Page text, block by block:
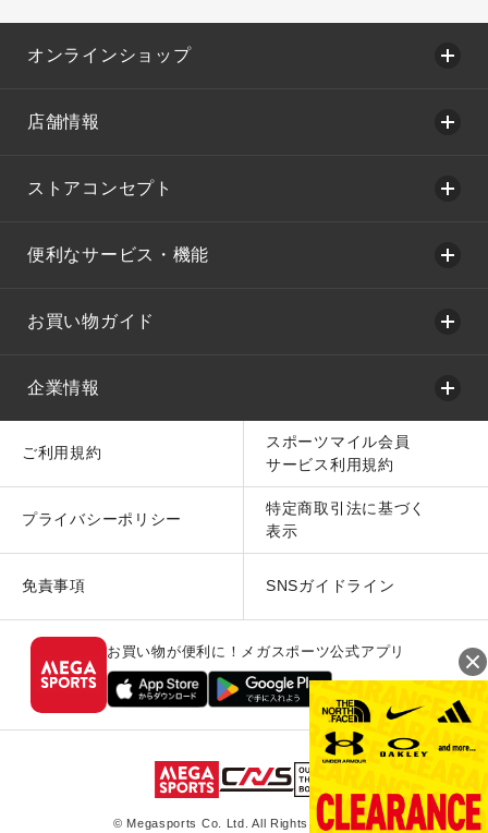
オンラインショップ
店舗情報
ストアコンセプト
便利なサービス・機能
お買い物ガイド
企業情報
ご利用規約
スポーツマイル会員
サービス利用規約
プライバシーポリシー
特定商取引法に基づく
表示
免責事項 SNSガイドライン
お買い物が便利に！メガスポーツ公式アプリ
© Megasports Co. Ltd. All Rights Reserved.